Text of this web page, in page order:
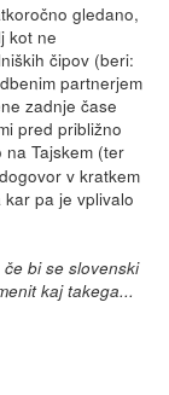
gledano,
kot ne
čipov (beri:
partnerjem
zadnje čase
pred približno
Tajskem (ter
v kratkem
pa je vplivalo
bi se slovenski
kaj takega...